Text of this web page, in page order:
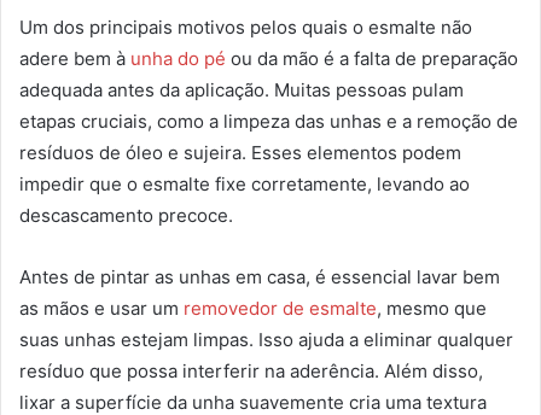
Um dos principais motivos pelos quais o esmalte não
adere bem à unha do pé ou da mão é a falta de preparação
adequada antes da aplicação. Muitas pessoas pulam
etapas cruciais, como a limpeza das unhas e a remoção de
resíduos de óleo e sujeira. Esses elementos podem
impedir que o esmalte fixe corretamente, levando ao
descascamento precoce.
Antes de pintar as unhas em casa, é essencial lavar bem
as mãos e usar um removedor de esmalte, mesmo que
suas unhas estejam limpas. Isso ajuda a eliminar qualquer
resíduo que possa interferir na aderência. Além disso,
lixar a superfície da unha suavemente cria uma textura